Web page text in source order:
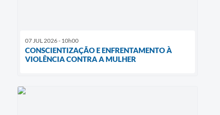
07 JUL 2026 - 10h00
CONSCIENTIZAÇÃO E ENFRENTAMENTO À
VIOLÊNCIA CONTRA A MULHER